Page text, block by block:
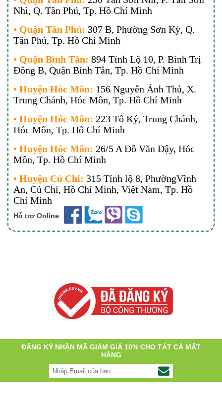
Nhì, Q. Tân Phú, Tp. Hồ Chí Minh
• Quận Tân Phú: 307 B, Phường Sơn Kỳ, Q.
Tân Phú, Tp. Hồ Chí Minh
• Quận Bình Tân: 894 Tỉnh Lộ 10, P. Bình Trị
Đông B, Quận Bình Tân, Tp. Hồ Chí Minh
• Huyện Hóc Môn: 156 Nguyễn Ảnh Thủ, X.
Trung Chánh, Hóc Môn, Tp. Hồ Chí Minh
• Huyện Hóc Môn: 223 Tô Ký, Trung Chánh,
Hóc Môn, Tp. Hồ Chí Minh
• Huyện Hóc Môn: 26/5 A Đỗ Văn Dậy, Hóc
Môn, Tp. Hồ Chí Minh
• Huyện Củ Chi: 315 Tỉnh lộ 8, PhườngVĩnh
An, Củ Chi, Hồ Chí Minh, Việt Nam, Tp. Hồ
Chí Minh
Hỗ trợ Online
ĐĂNG KÝ NHẬN MÃ GIẢM GIÁ 10% CHO TẤT CẢ MẶT
HÀNG